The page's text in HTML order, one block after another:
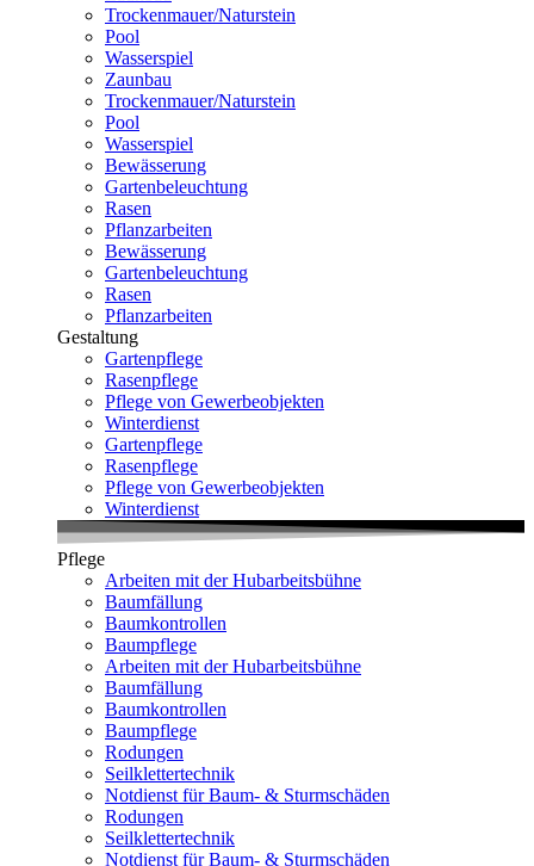
Trockenmauer/Naturstein
Pool
Wasserspiel
Zaunbau
Trockenmauer/Naturstein
Pool
Wasserspiel
Bewässerung
Gartenbeleuchtung
Rasen
Pflanzarbeiten
Bewässerung
Gartenbeleuchtung
Rasen
Pflanzarbeiten
Gestaltung
Gartenpflege
Rasenpflege
Pflege von Gewerbeobjekten
Winterdienst
Gartenpflege
Rasenpflege
Pflege von Gewerbeobjekten
Winterdienst
Pflege
Arbeiten mit der Hubarbeitsbühne
Baumfällung
Baumkontrollen
Baumpflege
Arbeiten mit der Hubarbeitsbühne
Baumfällung
Baumkontrollen
Baumpflege
Rodungen
Seilklettertechnik
Notdienst für Baum- & Sturmschäden
Rodungen
Seilklettertechnik
Notdienst für Baum- & Sturmschäden